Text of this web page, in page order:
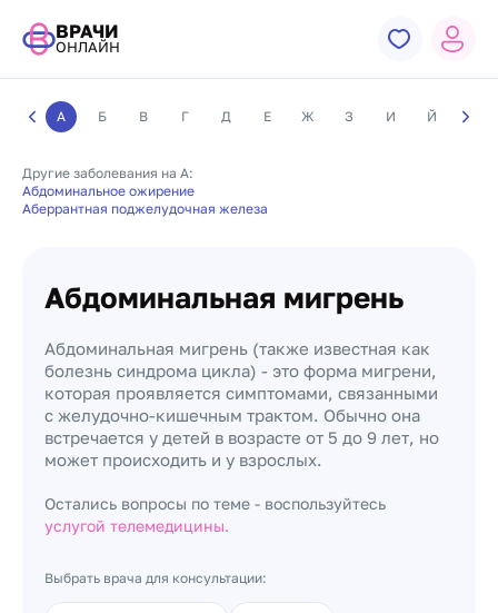
ВРАЧИ
ОНЛАЙН
А Б В Г Д Е Ж З И Й К
Другие заболевания на А:
Абдоминальное ожирение
Аберрантная поджелудочная железа
Абдоминальная мигрень
Абдоминальная мигрень (также известная как
болезнь синдрома цикла) - это форма мигрени,
которая проявляется симптомами, связанными
с желудочно-кишечным трактом. Обычно она
встречается у детей в возрасте от 5 до 9 лет, но
может происходить и у взрослых.
Остались вопросы по теме - воспользуйтесь
услугой телемедицины.
Выбрать врача для консультации: